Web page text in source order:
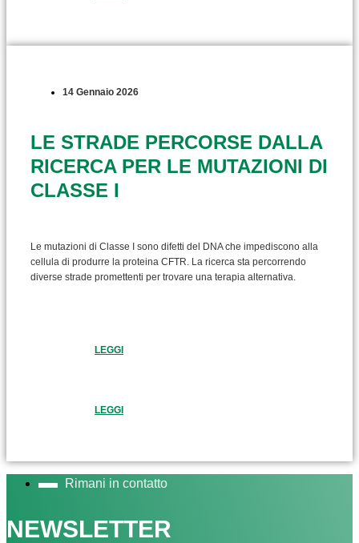
14 Gennaio 2026
LE STRADE PERCORSE DALLA
RICERCA PER LE MUTAZIONI DI
CLASSE I
Le mutazioni di Classe I sono difetti del DNA che impediscono alla
cellula di produrre la proteina CFTR. La ricerca sta percorrendo
diverse strade promettenti per trovare una terapia alternativa.
LEGGI
LEGGI
Rimani in contatto
NEWSLETTER